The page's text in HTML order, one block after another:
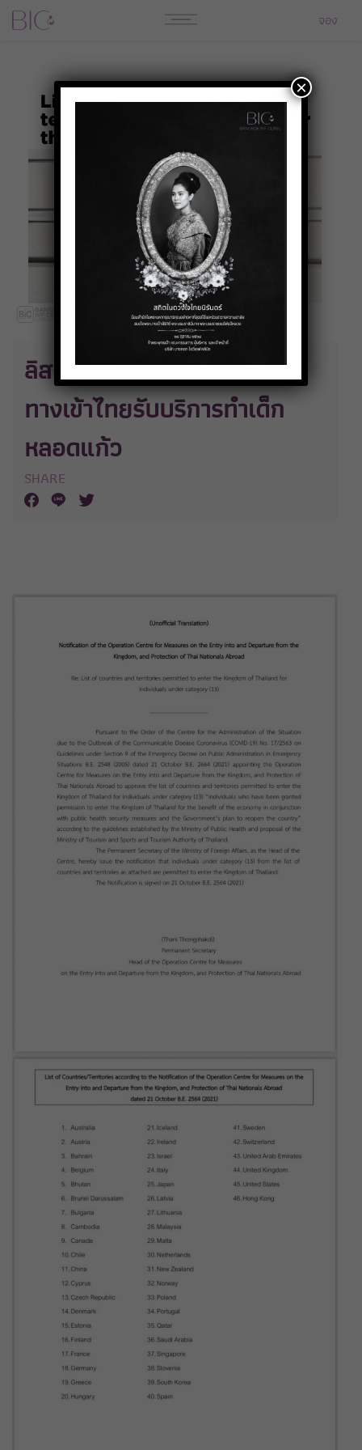
จอง
ลิสต์ประเทศที่อนุญาตให้เดิน
ทางเข้าไทยรับบริการทำเด็ก
หลอดแก้ว
SHARE
×